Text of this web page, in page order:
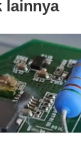
lainnya